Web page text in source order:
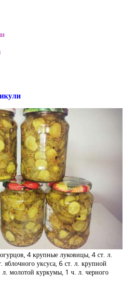
4 крупные луковицы, 4 ст. л.
яблочного уксуса, 6 ст. л. крупной
л. молотой куркумы, 1 ч. л. черного